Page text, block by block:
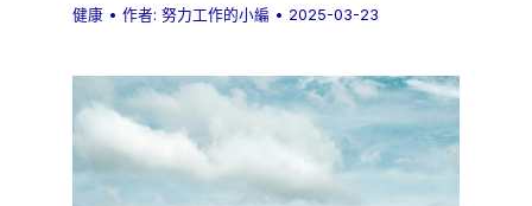
健康 • 作者:努力工作的小編 • 2025-03-23